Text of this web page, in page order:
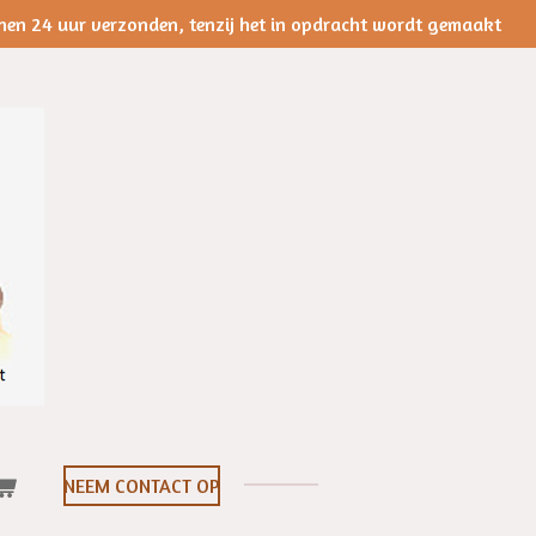
24 uur verzonden, tenzij het in opdracht wordt gemaakt
NEEM CONTACT OP